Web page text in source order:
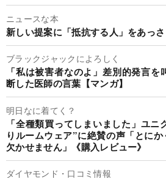
ニュースな本
新しい提案に「抵抗する人」をあっ
ブラックジャックによろしく
「私は被害者なのよ」差別的発言
断した医師の言葉【マンガ】
明日なに着てく？
「全種類買ってしまいました」ユ
りルームウェア”に絶賛の声「とに
欠かせません」《購入レビュー》
ダイヤモンド・口コミ情報